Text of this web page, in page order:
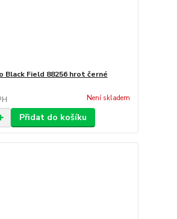
Black Field 88256 hrot černé
Není skladem
Přidat do košíku